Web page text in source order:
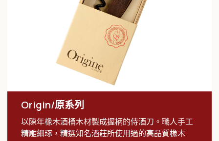
Origin/原系列
以陳年橡木酒桶木材製成握柄的侍酒刀。 職人手工
精雕細琢，精選知名酒莊所使用過的高品質橡木